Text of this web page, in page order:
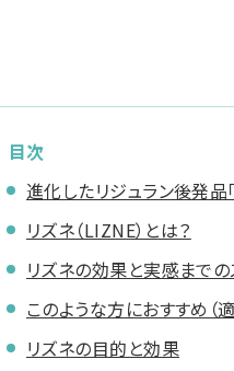
目次
進化したリジュラン後発品
リズネ（LIZNE）とは？
リズネの効果と実感までの
このような方におすすめ（適
リズネの目的と効果